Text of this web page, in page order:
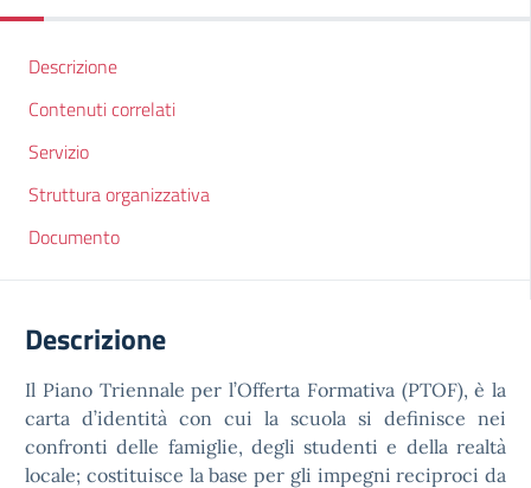
Descrizione
Contenuti correlati
Servizio
Struttura organizzativa
Documento
Descrizione
Il Piano Triennale per l’Offerta Formativa (PTOF), è la
carta d’identità con cui la scuola si definisce nei
confronti delle famiglie, degli studenti e della realtà
locale; costituisce la base per gli impegni reciproci da